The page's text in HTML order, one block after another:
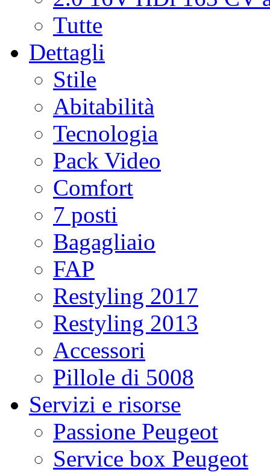
Tutte
Dettagli
Stile
Abitabilità
Tecnologia
Pack Video
Comfort
7 posti
Bagagliaio
FAP
Restyling 2017
Restyling 2013
Accessori
Pillole di 5008
Servizi e risorse
Passione Peugeot
Service box Peugeot